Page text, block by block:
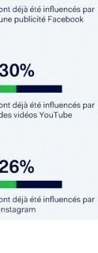
(SEO)
Ebooks